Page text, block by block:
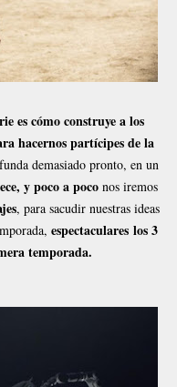
es cómo construye a los
hacernos partícipes de la
demasiado pronto, en un
y poco a poco nos iremos
, para sacudir nuestras ideas
espectaculares los 3
temporada.